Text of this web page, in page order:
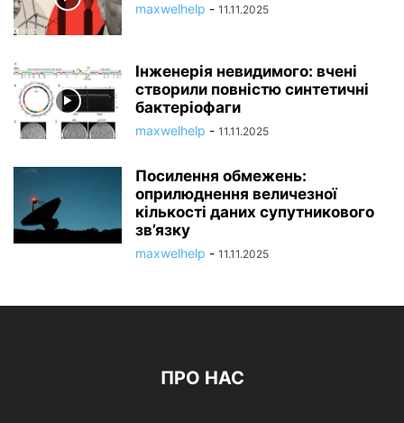
maxwelhelp - 11.11.2025
Інженерія невидимого: вчені
створили повністю синтетичні
бактеріофаги
maxwelhelp - 11.11.2025
Посилення обмежень:
оприлюднення величезної
кількості даних супутникового
зв’язку
maxwelhelp - 11.11.2025
ПРО НАС